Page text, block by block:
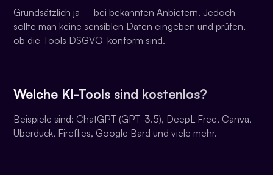
Grundsätzlich ja – bei bekannten Anbietern. Jedoch
sollte man keine sensiblen Daten eingeben und prüfen,
ob die Tools DSGVO-konform sind.
Welche KI-Tools sind kostenlos?
Beispiele sind: ChatGPT (GPT-3.5), DeepL Free, Canva,
Uberduck, Fireflies, Google Bard und viele mehr.